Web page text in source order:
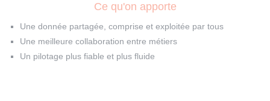
Ce qu'on apporte
Une donnée partagée, comprise et exploitée par tous
Une meilleure collaboration entre métiers
Un pilotage plus fiable et plus fluide